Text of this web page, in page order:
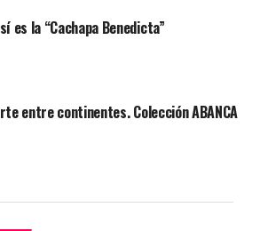
ha encontrado la oposición
han solicitado a la dirección de
su decisión. CCOO, por ejemplo,
hora es un tiempo que permite
las oficinas desempeñar labores
como trabajar con calidad,
cerrar expedientes, etc.
es la “Cachapa Benedicta”
entre continentes. Colección ABANCA